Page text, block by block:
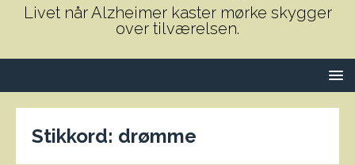
Livet når Alzheimer kaster mørke skygger
over tilværelsen.
Stikkord: drømme